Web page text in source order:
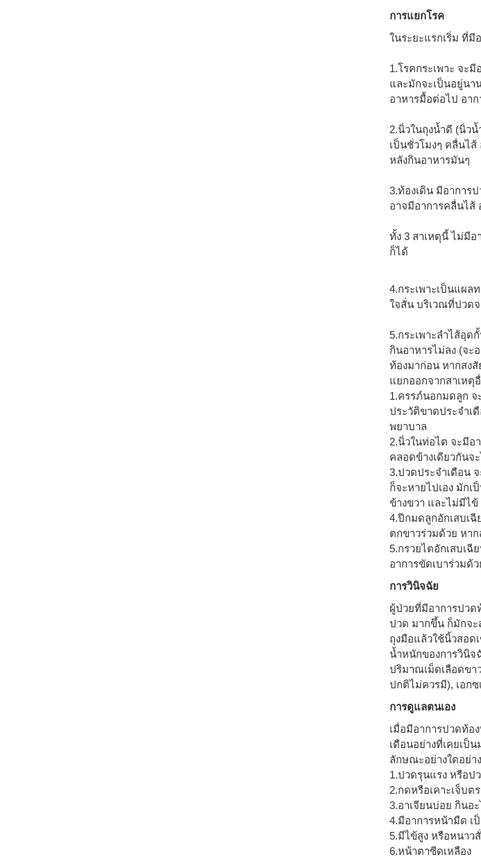
การแยกโรค
ในระยะแรกเริ่ม ที่
1.โรคกระเพาะ จะ
และมักจะเป็นอยู่นา
อาหารมื้อต่อไป อา
2.นิ่วในถุงน้ำดี (นิ่ว
เป็นชั่วโมงๆ คลื่นไส้
หลังกินอาหารมันๆ
3.ท้องเดิน มีอาการ
อาจมีอาการคลื่นไส้
ทั้ง 3 สาเหตุนี้ ไม่มีอ
ก็ได้
4.กระเพาะเป็นแผล
ใจสั่น บริเวณที่ปวด
5.กระเพาะลำไส้อุด
กินอาหารไม่ลง (จะ
ท้องมาก่อน หากสง
แยกออกจากสาเหตุ
1.ครรภ์นอกมดลูก จ
ประวัติขาดประจำเ
พยาบาล
2.นิ่วในท่อไต จะมีอ
คลอดข้างเดียวกันจ
3.ปวดประจำเดือน
ก็จะหายไปเอง มักเ
ข้างขวา และไม่มีไ
4.ปีกมดลูกอักเสบเ
ตกขาวร่วมด้วย หา
5.กรวยไตอักเสบเฉี
อาการขัดเบาร่วมด้
การวินิจฉัย
ผู้ป่วยที่มีอาการปวด
ปวด มากขึ้น ก็มักจะ
ถุงมือแล้วใช้นิ้วสอด
น้ำหนักของการวินิจ
ปริมาณเม็ดเลือดขา
ปกติไม่ควรมี), เอก
การดูแลตนเอง
เมื่อมีอาการปวดท้อ
เดือนอย่างที่เคยเป็
ลักษณะอย่างใดอย่า
1.ปวดรุนแรง หรือป
2.กดหรือเคาะเจ็บต
3.อาเจียนบ่อย กินอ
4.มีอาการหน้ามืด เ
5.มีไข้สูง หรือหนาว
6.หน้าตาซีดเหลือง